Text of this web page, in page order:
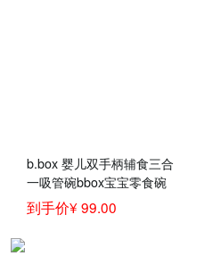
b.box 婴儿双手柄辅食三合
一吸管碗bbox宝宝零食碗
紫黄色 辅食餐具
到手价¥ 99.00